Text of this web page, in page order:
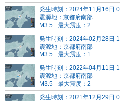
発生時刻：2024年11月16日
震源地：京都府南部
M3.5
最大震度：2
発生時刻：2024年02月28日
震源地：京都府南部
M3.5
最大震度：1
発生時刻：2022年04月11日
震源地：京都府南部
M3.5
最大震度：2
発生時刻：2021年12月29日